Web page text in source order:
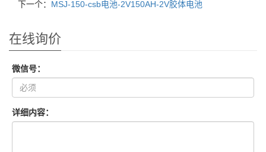
下一个： MSJ-150-csb电池-2V150AH-2V胶体电池
在线询价
微信号：
详细内容：